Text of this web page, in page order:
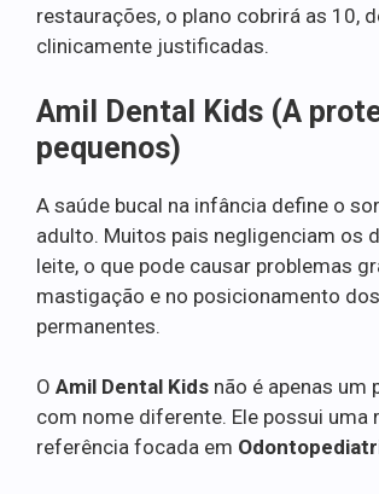
restaurações, o plano cobrirá as 10,
clinicamente justificadas.
Amil Dental Kids (A
pequenos)
A saúde bucal na infância define o
adulto. Muitos pais negligenciam os
leite, o que pode causar problemas
mastigação e no posicionamento
permanentes.
O Amil Dental Kids não é apenas um
com nome diferente. Ele possui uma
referência focada em